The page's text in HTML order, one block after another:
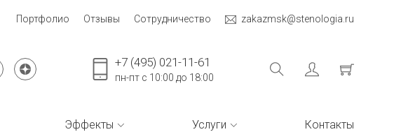
Портфолио Отзывы Сотрудничество zakazmsk@stenologia.ru
+7 (495) 021-11-61
пн-пт с 10:00 до 18:00
Эффекты Услуги Контакты